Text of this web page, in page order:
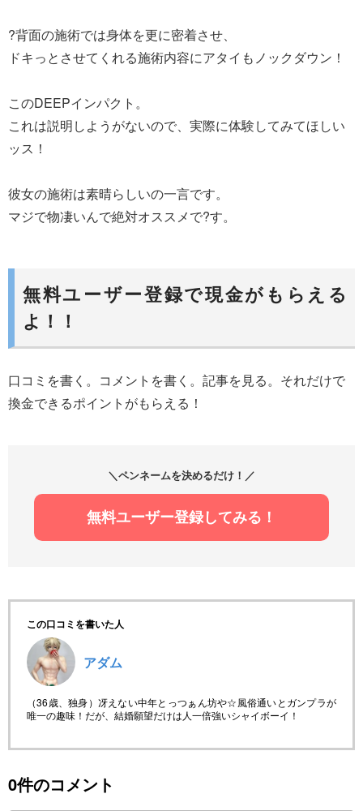
?背面の施術では身体を更に密着させ、
ドキっとさせてくれる施術内容にアタイもノックダウン！
このDEEPインパクト。
これは説明しようがないので、実際に体験してみてほしい
ッス！
彼女の施術は素晴らしいの一言です。
マジで物凄いんで絶対オススメで?す。
無料ユーザー登録で現金がもらえる
よ！！
口コミを書く。コメントを書く。記事を見る。それだけで
換金できるポイントがもらえる！
＼ペンネームを決めるだけ！／
無料ユーザー登録してみる！
この口コミを書いた人
アダム
（36歳、独身）冴えない中年とっつぁん坊や☆風俗通いとガンプラが
唯一の趣味！だが、結婚願望だけは人一倍強いシャイボーイ！
0件のコメント